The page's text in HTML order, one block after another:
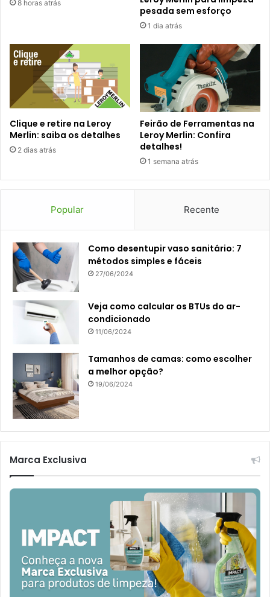
8 horas atrás
pesada sem esforço
1 dia atrás
Clique e retire na Leroy
Merlin: saiba os detalhes
2 dias atrás
Feirão de Ferramentas na
Leroy Merlin: Confira
detalhes!
1 semana atrás
Popular Recente
Como desentupir vaso sanitário: 7
métodos simples e fáceis
27/06/2024
Veja como calcular os BTUs do ar-
condicionado
11/06/2024
Tamanhos de camas: como escolher
a melhor opção?
19/06/2024
Marca Exclusiva